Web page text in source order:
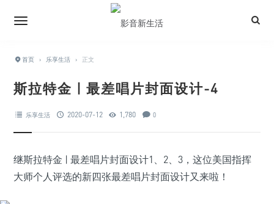
首页 › 乐享生活 › 正文
斯拉特金 | 最差唱片封面设计-4
乐享生活 2020-07-12 1,780 0
继斯拉特金 | 最差唱片封面设计1、2、3，这位美国指挥
大师个人评选的新四张最差唱片封面设计又来啦！